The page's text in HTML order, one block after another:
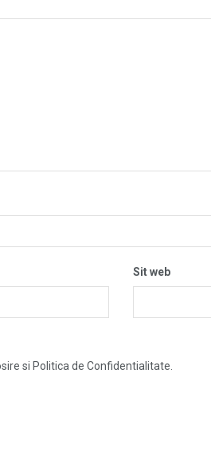
Sit web
si Politica de Confidentialitate.